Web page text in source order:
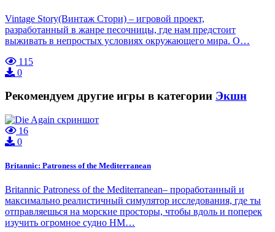
Vintage Story(Винтаж Стори) – игровой проект,
разработанный в жанре песочницы, где нам предстоит
выживать в непростых условиях окружающего мира. О…
115
0
Рекомендуем другие игры в категории Экшн
16
0
Britannic: Patroness of the Mediterranean
Britannic Patroness of the Mediterranean– проработанный и
максимально реалистичный симулятор исследования, где ты
отправляешься на морские просторы, чтобы вдоль и поперек
изучить огромное судно HM…